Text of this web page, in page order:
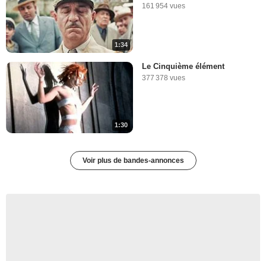
1:34
161 954 vues
1:30
Le Cinquième élément
377 378 vues
Voir plus de bandes-annonces